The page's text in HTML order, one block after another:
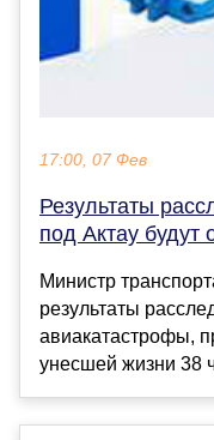
17:00, 07 Фев
Результаты
под Актау будут
Министр
результаты
авиакатастрофы,
унесшей жизни 38